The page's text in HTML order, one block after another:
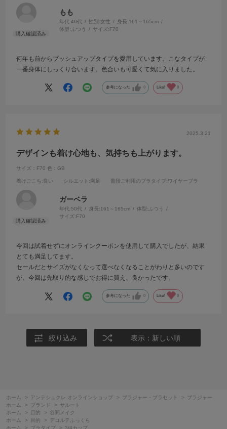
もも
年代:40代 性別:女性 身長:161～165cm
体型: ふつう サイズ:F70
何年も前からプッシュアップタイプを愛用しています。こなタイプが
一番身体にしっくり合います。色合いも可愛くて気に入りました。
参考になった 0 Like! 0
2025.3.21
デザインも着け心地も、気持ちも上がります。
サイズ：F70 色：GB
着けごこち:良い シルエット :満足 普段ご利用のブラタイプ :ワイヤーブラ
ガーベラ
年代:50代 身長:161～165cm 体型: ふつう
サイズ:F70
今回は試着せずにオンラインクーポンを使用して購入でしたが、結果
とても満足してます。
セールだとサイズがなくなって選べなくなることがわりと多いのです
が、今回は先取り的な感じでお得に買え、良かったです。
参考になった 0 Like! 0
絞り込み 表示：新しい順
ホーム > アンテシュクレ オンラインショップ > ブラジャー・ブラセット >
ブラジャー
ホーム
> ブランド >
サルート
ホーム
> 目的 >
谷間メイク
ホーム
> 目的 >
デコルテふっくら
ホーム
> ブラタイプ > 3/4カップ